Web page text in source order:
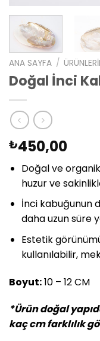
ANA SAYFA /
Doğal İnci
₺450,00
Doğal ve
huzur ve
İnci kabuğunun
daha uzun süre
Estetik
kullanılabilir,
Boyut:10 – 12 CM
*Ürün doğal
kaç cm farklılık